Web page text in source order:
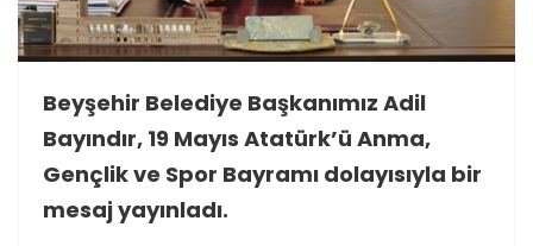
Beyşehir Belediye Başkanımız Adil
Bayındır, 19 Mayıs Atatürk’ü Anma,
Gençlik ve Spor Bayramı dolayısıyla bir
mesaj yayınladı.